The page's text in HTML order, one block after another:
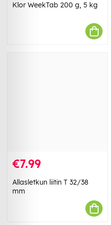
Klor WeekTab 200 g, 5 kg
€7.99
Allasletkun liitin T 32/38
mm